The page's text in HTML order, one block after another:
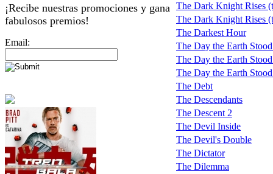
¡Recibe nuestras promociones y gana
fabulosos premios!
Email:
The Dark Knight Rises
The Dark Knight Rises
The Darkest Hour
The Day the Earth
The Day the Earth
The Day the Earth
The Debt
The Descendants
The Descent 2
The Devil Inside
The Devil's Double
The Dictator
The Dilemma